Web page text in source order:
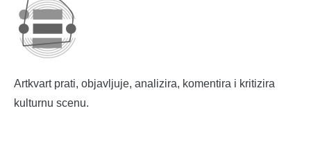
Artkvart prati, objavljuje, analizira, komentira i kritizira
kulturnu scenu.